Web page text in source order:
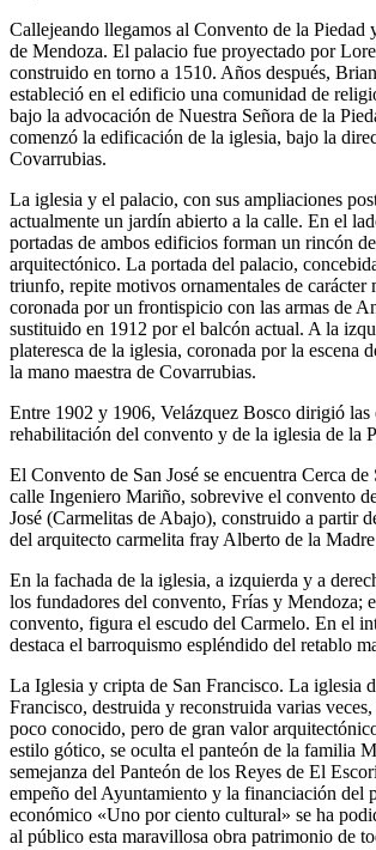
Callejeando llegamos al Convento de la Piedad
de Mendoza. El palacio fue proyectado por
construido en torno a 1510. Años después,
estableció en el edificio una comunidad de
bajo la advocación de Nuestra Señora de la
comenzó la edificación de la iglesia, bajo la
Covarrubias.
La iglesia y el palacio, con sus ampliaciones
actualmente un jardín abierto a la calle. En el
portadas de ambos edificios forman un rincón
arquitectónico. La portada del palacio,
triunfo, repite motivos ornamentales de carácter
coronada por un frontispicio con las armas de
sustituido en 1912 por el balcón actual. A la
plateresca de la iglesia, coronada por la escena
la mano maestra de Covarrubias.
Entre 1902 y 1906, Velázquez Bosco dirigió las
rehabilitación del convento y de la iglesia de la
El Convento de San José se encuentra Cerca de
calle Ingeniero Mariño, sobrevive el convento
José (Carmelitas de Abajo), construido a partir
del arquitecto carmelita fray Alberto de la
En la fachada de la iglesia, a izquierda y a
los fundadores del convento, Frías y Mendoza;
convento, figura el escudo del Carmelo. En el
destaca el barroquismo espléndido del retablo
La Iglesia y cripta de San Francisco. La iglesia
Francisco, destruida y reconstruida varias
poco conocido, pero de gran valor
estilo gótico, se oculta el panteón de la familia
semejanza del Panteón de los Reyes de El
empeño del Ayuntamiento y la financiación del
económico «Uno por ciento cultural» se ha
al público esta maravillosa obra patrimonio de